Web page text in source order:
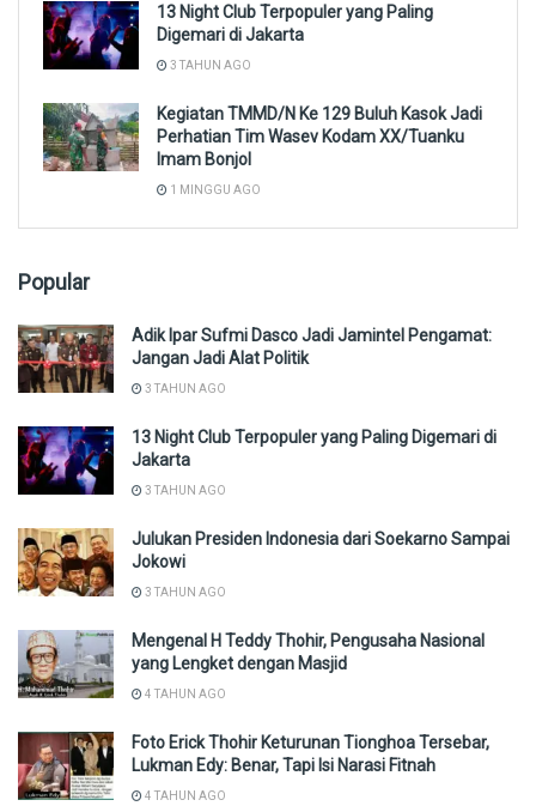
13 Night Club Terpopuler yang Paling
Digemari di Jakarta
3 TAHUN AGO
Kegiatan TMMD/N Ke 129 Buluh Kasok Jadi
Perhatian Tim Wasev Kodam XX/Tuanku
Imam Bonjol
1 MINGGU AGO
Popular
Adik Ipar Sufmi Dasco Jadi Jamintel Pengamat:
Jangan Jadi Alat Politik
3 TAHUN AGO
13 Night Club Terpopuler yang Paling Digemari di
Jakarta
3 TAHUN AGO
Julukan Presiden Indonesia dari Soekarno Sampai
Jokowi
3 TAHUN AGO
Mengenal H Teddy Thohir, Pengusaha Nasional
yang Lengket dengan Masjid
4 TAHUN AGO
Foto Erick Thohir Keturunan Tionghoa Tersebar,
Lukman Edy: Benar, Tapi Isi Narasi Fitnah
4 TAHUN AGO